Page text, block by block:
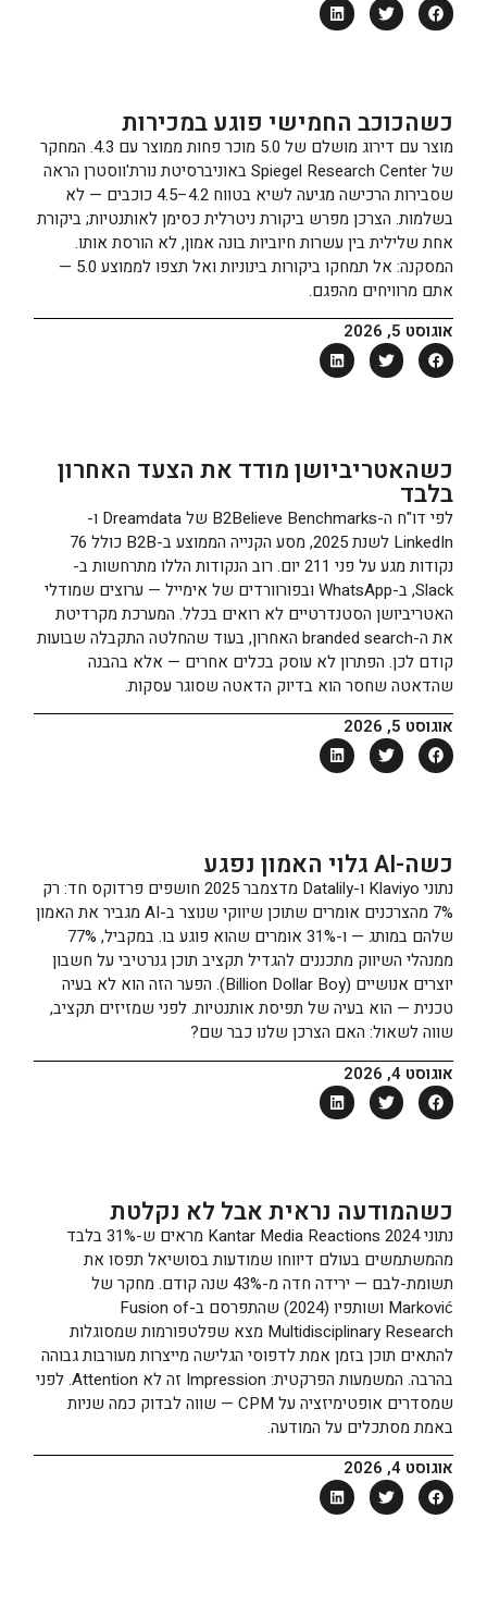
כשהכוכב החמישי פוגע במכירות
מוצר עם דירוג מושלם של 5.0 מוכר פחות ממוצר עם 4.3. המחקר
של Spiegel Research Center באוניברסיטת נורת'ווסטרן הראה
שסבירות הרכישה מגיעה לשיא בטווח 4.2–4.5 כוכבים — לא
בשלמות. הצרכן מפרש ביקורת ניטרלית כסימן לאותנטיות; ביקורת
אחת שלילית בין עשרות חיוביות בונה אמון, לא הורסת אותו.
המסקנה: אל תמחקו ביקורות בינוניות ואל תצפו לממוצע 5.0 —
אתם מרוויחים מהפגם.
אוגוסט 5, 2026
כשהאטריביושן מודד את הצעד האחרון
בלבד
לפי דו"ח ה-B2Believe Benchmarks של Dreamdata ו-
LinkedIn לשנת 2025, מסע הקנייה הממוצע ב-B2B כולל 76
נקודות מגע על פני 211 יום. רוב הנקודות הללו מתרחשות ב-
Slack, ב-WhatsApp ובפורוורדים של אימייל — ערוצים שמודלי
האטריביושן הסטנדרטיים לא רואים בכלל. המערכת מקרדיטת
את ה-branded search האחרון, בעוד שהחלטה התקבלה שבועות
קודם לכן. הפתרון לא עוסק בכלים אחרים — אלא בהבנה
שהדאטה שחסר הוא בדיוק הדאטה שסוגר עסקות.
אוגוסט 5, 2026
כשה-AI גלוי האמון נפגע
נתוני Klaviyo ו-Datalily מדצמבר 2025 חושפים פרדוקס חד: רק
7% מהצרכנים אומרים שתוכן שיווקי שנוצר ב-AI מגביר את האמון
שלהם במותג — ו-31% אומרים שהוא פוגע בו. במקביל, 77%
ממנהלי השיווק מתכננים להגדיל תקציב תוכן גנרטיבי על חשבון
יוצרים אנושיים (Billion Dollar Boy). הפער הזה הוא לא בעיה
טכנית — הוא בעיה של תפיסת אותנטיות. לפני שמזיזים תקציב,
שווה לשאול: האם הצרכן שלנו כבר שם?
אוגוסט 4, 2026
כשהמודעה נראית אבל לא נקלטת
נתוני Kantar Media Reactions 2024 מראים ש-31% בלבד
מהמשתמשים בעולם דיווחו שמודעות בסושיאל תפסו את
תשומת-לבם — ירידה חדה מ-43% שנה קודם. מחקר של
Marković ושותפיו (2024) שהתפרסם ב-Fusion of
Multidisciplinary Research מצא שפלטפורמות שמסוגלות
להתאים תוכן בזמן אמת לדפוסי הגלישה מייצרות מעורבות גבוהה
בהרבה. המשמעות הפרקטית: Impression זה לא Attention. לפני
שמסדרים אופטימיזציה על CPM — שווה לבדוק כמה שניות
באמת מסתכלים על המודעה.
אוגוסט 4, 2026